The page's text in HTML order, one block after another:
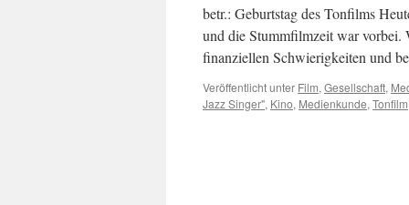
betr.: Geburtstag des Tonfilms
und die Stummfilmzeit war vorbei.
finanziellen Schwierigkeiten und
Veröffentlicht unter Film, Gesellschaft,
Jazz Singer", Kino, Medienkunde, Tonfilm